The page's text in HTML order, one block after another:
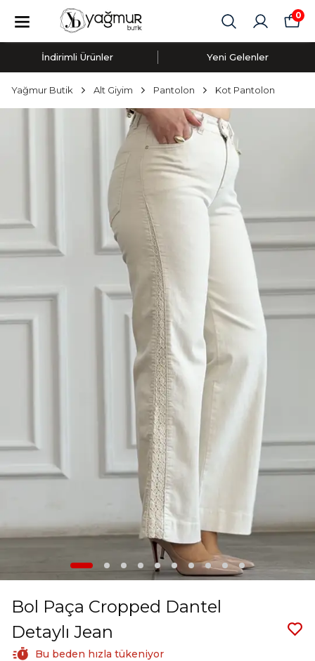
0
İndirimli Ürünler Yeni Gelenler
Yağmur Butik Alt Giyim Pantolon Kot Pantolon
Bol Paça Cropped Dantel
Detaylı Jean
Bu beden hızla tükeniyor